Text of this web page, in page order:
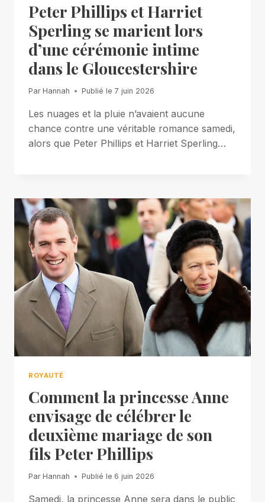
Peter Phillips et Harriet
Sperling se marient lors
d’une cérémonie intime
dans le Gloucestershire
Par Hannah Publié le 7 juin 2026
Les nuages ​​et la pluie n’avaient aucune
chance contre une véritable romance samedi,
alors que Peter Phillips et Harriet Sperling…
ROYAUTÉ
Comment la princesse Anne
envisage de célébrer le
deuxième mariage de son
fils Peter Phillips
Par Hannah Publié le 6 juin 2026
Samedi, la princesse Anne sera dans le public